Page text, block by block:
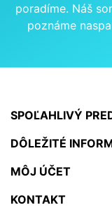
poradíme. Náš
poznáme
SPOĽAHLIVÝ
DÔLEŽITÉ
MÔJ ÚČET
KONTAKT